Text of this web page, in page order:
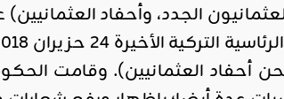
الجدد، وأحفاد
أحفاد العثمانيين). وقامت